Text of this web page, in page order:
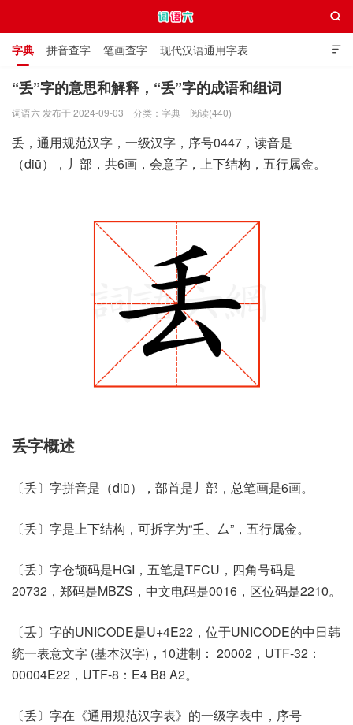

字典 拼音查字 笔画查字 现代汉语通用字表
通用规范汉字表 叠字大全 独体字大全 极简英语词典

“丢”字的意思和解释，“丢”字的成语和组词
词语六 发布于 2024-09-03 分类： 字典 阅读(440)
丢，通用规范汉字，一级汉字，序号0447，读音是
（diū），丿部，共6画，会意字，上下结构，五行属金。
丢字概述
〔丢〕字拼音是（diū），部首是丿部，总笔画是6画。
〔丢〕字是上下结构，可拆字为“𡈼、厶”，五行属金。
〔丢〕字仓颉码是HGI，五笔是TFCU，四角号码是
20732，郑码是MBZS，中文电码是0016，区位码是2210。
〔丢〕字的UNICODE是U+4E22，位于UNICODE的中日韩
统一表意文字 (基本汉字)，10进制： 20002，UTF-32：
00004E22，UTF-8：E4 B8 A2。
〔丢〕字在《通用规范汉字表》的一级字表中，序号